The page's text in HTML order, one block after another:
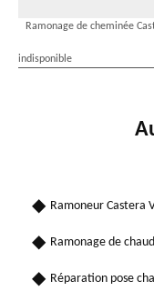
Ramonage de cheminée
indisponible
Ramoneur Castera
Ramonage de
Réparation pose